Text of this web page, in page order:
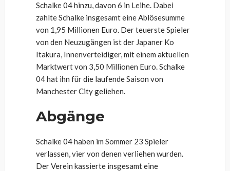
Schalke 04 hinzu, davon 6 in Leihe. Dabei
zahlte Schalke insgesamt eine Ablösesumme
von 1,95 Millionen Euro. Der teuerste Spieler
von den Neuzugängen ist der Japaner Ko
Itakura, Innenverteidiger, mit einem aktuellen
Marktwert von 3,50 Millionen Euro. Schalke
04 hat ihn für die laufende Saison von
Manchester City geliehen.
Abgänge
Schalke 04 haben im Sommer 23 Spieler
verlassen, vier von denen verliehen wurden.
Der Verein kassierte insgesamt eine